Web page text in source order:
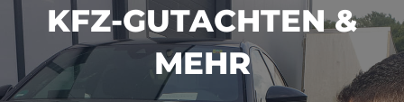
KFZ-GUTACHTEN &
MEHR